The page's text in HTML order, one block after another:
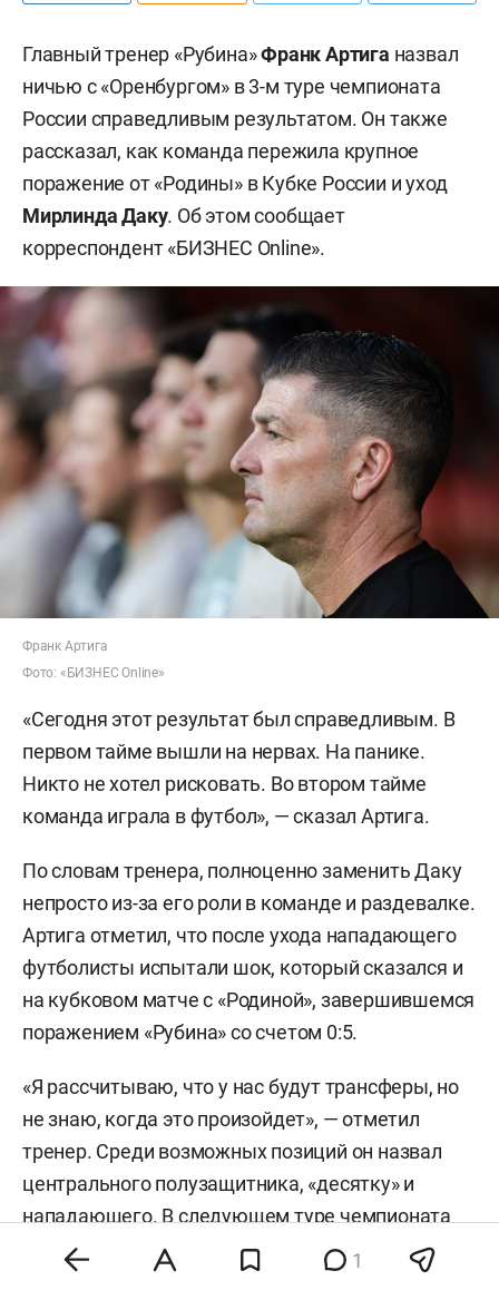
Главный тренер «Рубина»Франк Артига назвал
ничью с «Оренбургом» в 3-м туре чемпионата
России справедливым результатом. Он также
рассказал, как команда пережила крупное
поражение от «Родины» в Кубке России и уход
Мирлинда Даку. Об этом сообщает
корреспондент «БИЗНЕС Online».
Франк Артига
Фото: «БИЗНЕС Online»
«Сегодня этот результат был справедливым. В
первом тайме вышли на нервах. На панике.
Никто не хотел рисковать. Во втором тайме
команда играла в футбол», — сказал Артига.
По словам тренера, полноценно заменить Даку
непросто из-за его роли в команде и раздевалке.
Артига отметил, что после ухода нападающего
футболисты испытали шок, который сказался и
на кубковом матче с «Родиной», завершившемся
поражением «Рубина» со счетом 0:5.
«Я рассчитываю, что у нас будут трансферы, но
не знаю, когда это произойдет», — отметил
тренер. Среди возможных позиций он назвал
центрального полузащитника, «десятку» и
нападающего. В следующем туре чемпионата
России «Рубин» сыграет с «Ростовом».
1